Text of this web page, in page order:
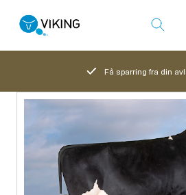
Log ind med det
Få sparring fra din